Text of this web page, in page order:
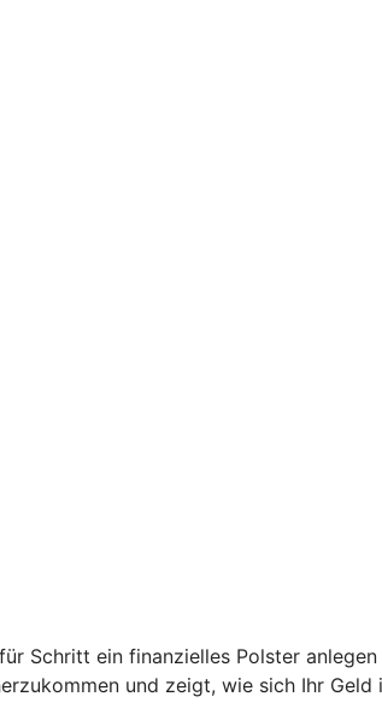
Schritt ein finanzielles Polster
und zeigt, wie sich Ihr